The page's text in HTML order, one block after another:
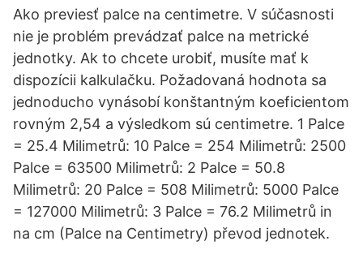
Ako previesť palce na centimetre. V súčasnosti
nie je problém prevádzať palce na metrické
jednotky. Ak to chcete urobiť, musíte mať k
dispozícii kalkulačku. Požadovaná hodnota sa
jednoducho vynásobí konštantným koeficientom
rovným 2,54 a výsledkom sú centimetre. 1 Palce
= 25.4 Milimetrů: 10 Palce = 254 Milimetrů: 2500
Palce = 63500 Milimetrů: 2 Palce = 50.8
Milimetrů: 20 Palce = 508 Milimetrů: 5000 Palce
= 127000 Milimetrů: 3 Palce = 76.2 Milimetrů in
na cm (Palce na Centimetry) převod jednotek.